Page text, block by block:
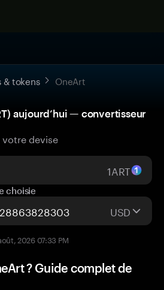
& tokens OneArt
aujourd’hui — convertisseur
votre devise
1ART
choisie
USD
2026 07:33 PM
? Guide complet de